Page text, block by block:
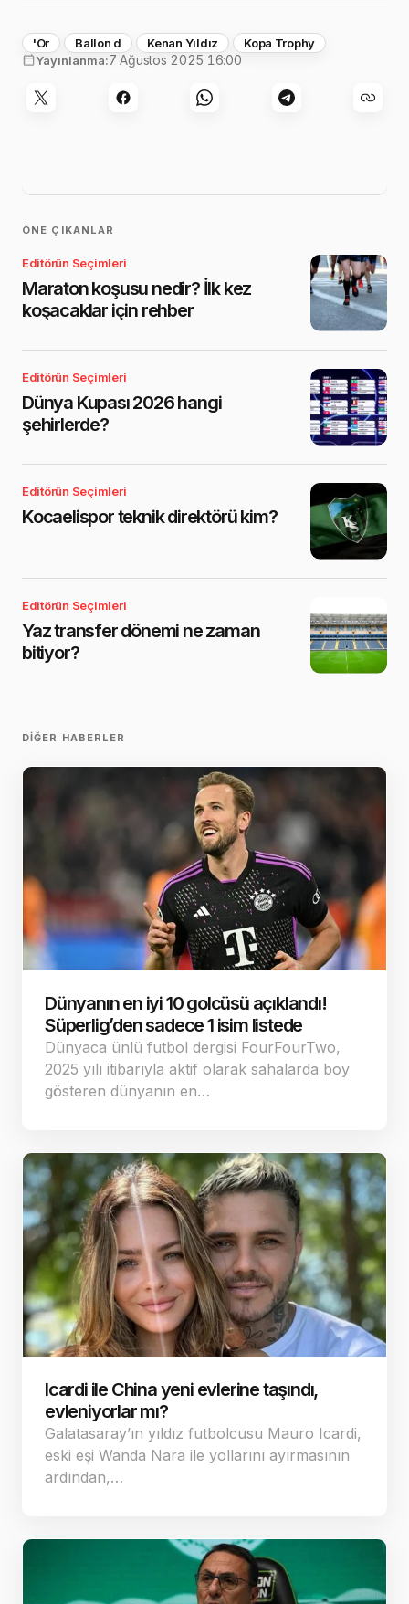
'Or Ballon d Kenan Yıldız
Kopa Trophy
Yayınlanma:7 Ağustos 2025 16:00
ÖNE ÇIKANLAR
Editörün Seçimleri
Maraton koşusu nedir? İlk kez
koşacaklar için rehber
Editörün Seçimleri
Dünya Kupası 2026 hangi
şehirlerde?
Editörün Seçimleri
Kocaelispor teknik direktörü kim?
Editörün Seçimleri
Yaz transfer dönemi ne zaman
bitiyor?
DIĞER HABERLER
Dünyanın en iyi 10 golcüsü açıklandı!
Süperlig’den sadece 1 isim listede
Dünyaca ünlü futbol dergisi FourFourTwo,
2025 yılı itibarıyla aktif olarak sahalarda boy
gösteren dünyanın en…
Icardi ile China yeni evlerine taşındı,
evleniyorlar mı?
Galatasaray’ın yıldız futbolcusu Mauro Icardi,
eski eşi Wanda Nara ile yollarını ayırmasının
ardından,…